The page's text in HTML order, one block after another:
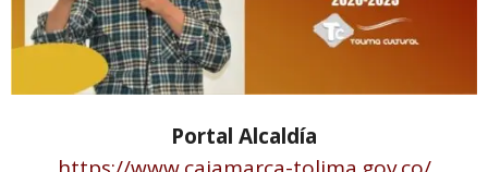
Portal Alcaldía